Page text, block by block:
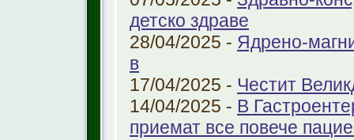
детско здраве
28/04/2025 - Ядрено-
в
17/04/2025 - Честит
14/04/2025 - В
приемат все повече